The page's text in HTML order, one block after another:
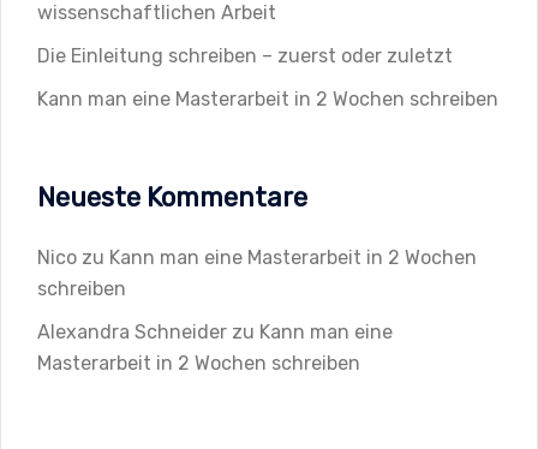
wissenschaftlichen Arbeit
Die Einleitung schreiben – zuerst oder zuletzt
Kann man eine Masterarbeit in 2 Wochen schreiben
Neueste Kommentare
Nico zu Kann man eine Masterarbeit in 2 Wochen
schreiben
Alexandra Schneider zu Kann man eine
Masterarbeit in 2 Wochen schreiben